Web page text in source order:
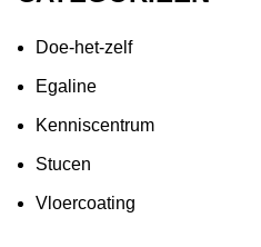
Doe-het-zelf
Egaline
Kenniscentrum
Stucen
Vloercoating